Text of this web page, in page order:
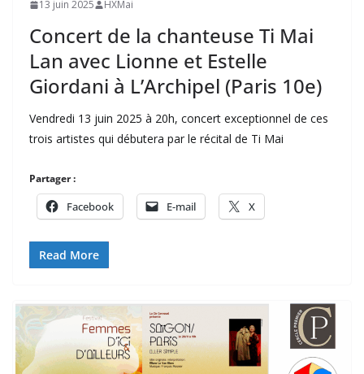
13 juin 2025 HXMai
Concert de la chanteuse Ti Mai
Lan avec Lionne et Estelle
Giordani à L’Archipel (Paris 10e)
Vendredi 13 juin 2025 à 20h, concert exceptionnel de ces
trois artistes qui débutera par le récital de Ti Mai
Partager :
Facebook E-mail X
Read More